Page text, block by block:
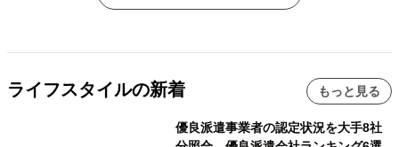
ライフスタイルの新着 もっと見る
優良派遣事業者の認定状況を大手8社